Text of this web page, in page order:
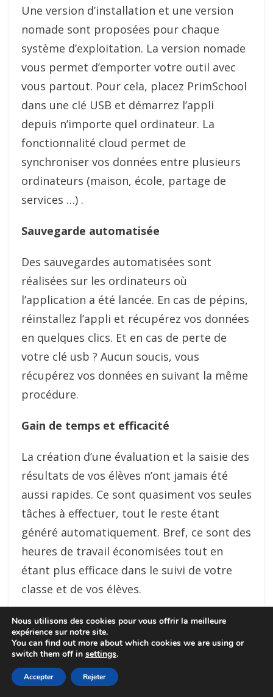
Une version d’installation et une version
nomade sont proposées pour chaque
système d’exploitation. La version nomade
vous permet d’emporter votre outil avec
vous partout. Pour cela, placez PrimSchool
dans une clé USB et démarrez l’appli
depuis n’importe quel ordinateur. La
fonctionnalité cloud permet de
synchroniser vos données entre plusieurs
ordinateurs (maison, école, partage de
services …) .
Sauvegarde automatisée
Des sauvegardes automatisées sont
réalisées sur les ordinateurs où
l’application a été lancée. En cas de pépins,
réinstallez l’appli et récupérez vos données
en quelques clics. Et en cas de perte de
votre clé usb ? Aucun soucis, vous
récupérez vos données en suivant la même
procédure.
Gain de temps et efficacité
La création d’une évaluation et la saisie des
résultats de vos élèves n’ont jamais été
aussi rapides. Ce sont quasiment vos seules
tâches à effectuer, tout le reste étant
généré automatiquement. Bref, ce sont des
heures de travail économisées tout en
étant plus efficace dans le suivi de votre
classe et de vos élèves.
Mises à jour automatisées
Les mises à jour sont automatiques dès
que vous lancez l’application. Nul besoin de
télécharger une nouvelle version. Les
Nous utilisons des cookies pour vous offrir la meilleure
expérience sur notre site.
You can find out more about which cookies we are using or
switch them off in settings.
Accepter Rejeter